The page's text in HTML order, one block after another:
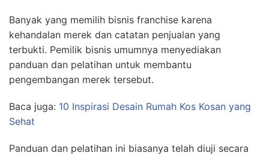
Banyak yang memilih bisnis franchise karena
kehandalan merek dan catatan penjualan yang
terbukti. Pemilik bisnis umumnya menyediakan
panduan dan pelatihan untuk membantu
pengembangan merek tersebut.
Baca juga: 10 Inspirasi Desain Rumah Kos Kosan yang
Sehat
Panduan dan pelatihan ini biasanya telah diuji secara